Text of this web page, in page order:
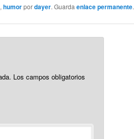
, humorpordayer. Guarda enlace permanente.
Los campos obligatorios